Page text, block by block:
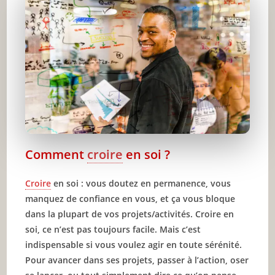
votre hygiène
Nourrissez votre corps avec des aliments
sains
Faites de l’exercice tous les jours
Dormez beaucoup
Détendez-vous tous les jours
Conclusion
🔥 À lire aussi sur JeunInfo
✨ Nouveau sur JeunInfo ?
Articles recommandés
Partager l'amour
Comment croire en soi ?
Croire en soi : vous doutez en permanence, vous
manquez de confiance en vous, et ça vous bloque
dans la plupart de vos projets/activités. Croire en
soi, ce n’est pas toujours facile. Mais c’est
indispensable si vous voulez agir en toute sérénité.
Pour avancer dans ses projets, passer à l’action, oser